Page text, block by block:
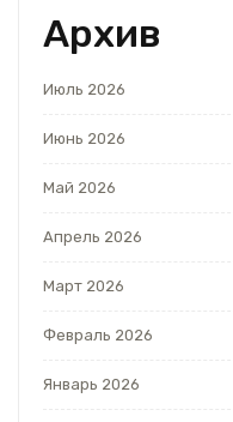
Архив
Июль 2026
Июнь 2026
Май 2026
Апрель 2026
Март 2026
Февраль 2026
Январь 2026